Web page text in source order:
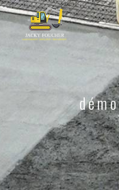
Panneau de gestion